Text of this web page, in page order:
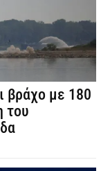
βράχο με 180
του